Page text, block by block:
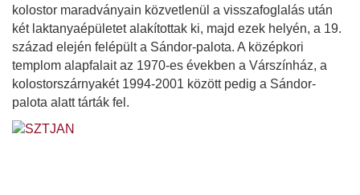
kolostor maradványain közvetlenül a visszafoglalás után
két laktanyaépületet alakítottak ki, majd ezek helyén, a 19.
század elején felépült a Sándor-palota. A középkori
templom alapfalait az 1970-es években a Várszínház, a
kolostorszárnyakét 1994-2001 között pedig a Sándor-
palota alatt tárták fel.